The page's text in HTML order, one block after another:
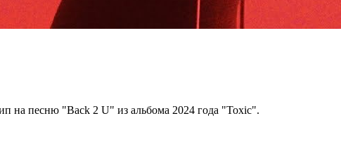
на песню "Back 2 U" из альбома 2024 года "Toxic".